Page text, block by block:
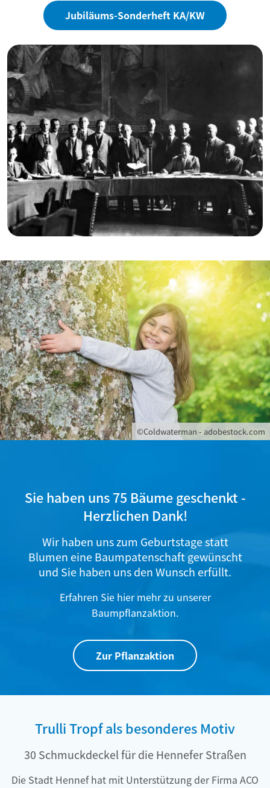
Jubiläums-Sonderheft KA/KW
©Coldwaterman - adobestock.com
Sie haben uns 75 Bäume geschenkt -
Herzlichen Dank!
Wir haben uns zum Geburtstage statt
Blumen eine Baumpatenschaft gewünscht
und Sie haben uns den Wunsch erfüllt.
Erfahren Sie hier mehr zu unserer
Baumpflanzaktion.
Zur Pflanzaktion
Trulli Tropf als besonderes Motiv
30 Schmuckdeckel für die Hennefer Straßen
Die Stadt Hennef hat mit Unterstützung der Firma ACO